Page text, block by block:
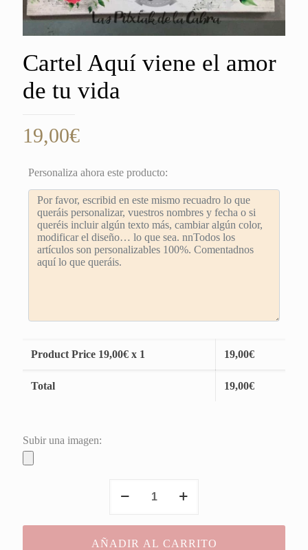
Cartel Aquí viene el amor
de tu vida
19,00€
Personaliza ahora este producto:
Product Price 19,00€ x 1 19,00€
Total 19,00€
Subir una imagen:
Aquí
el
amor
AÑADIR AL CARRITO